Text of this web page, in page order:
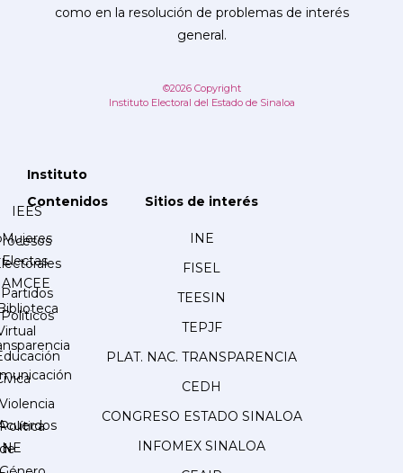
como en la resolución de problemas de interés
general.
©2026 Copyright
Instituto Electoral del Estado de Sinaloa
Instituto
IEES
Partidos
Políticos
Contenidos
Mujeres
Electas
AMCEE
Violencia
Política
de
Sitios de interés
INE
FISEL
TEESIN
TEPJF
PLAT. NAC. TRANSPARENCIA
CEDH
CONGRESO ESTADO SINALOA
INFOMEX SINALOA